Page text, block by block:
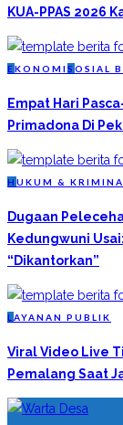
KUA-PPAS 2026
EKONOMI S OSIAL
Empat Hari
Primadona Di
H UKUM &
Dugaan
Kedungwuni
“Dikantorkan”
L AYANAN PUBLIK
Viral Video Live
Pemalang Saat